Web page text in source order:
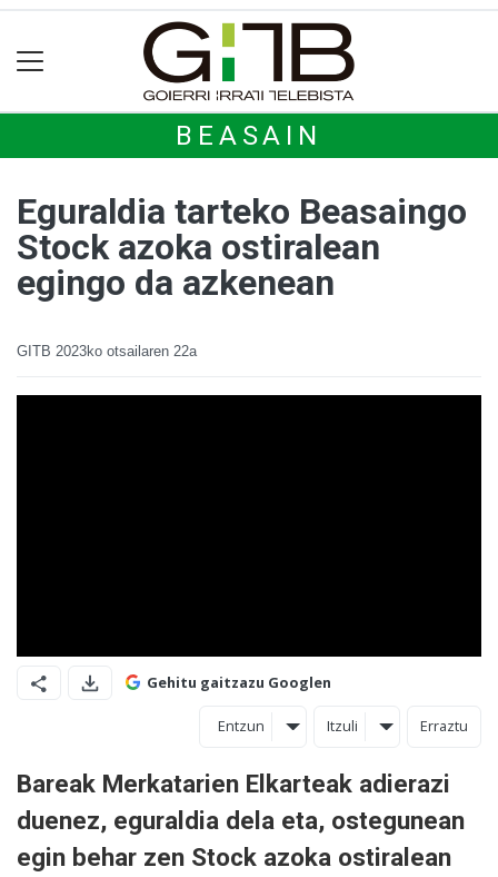
BEASAIN
Eguraldia tarteko Beasaingo
Stock azoka ostiralean
egingo da azkenean
GITB 2023ko otsailaren 22a
Gehitu gaitzazu Googlen
Entzun Itzuli Erraztu
Bareak Merkatarien Elkarteak adierazi
duenez, eguraldia dela eta, ostegunean
egin behar zen Stock azoka ostiralean